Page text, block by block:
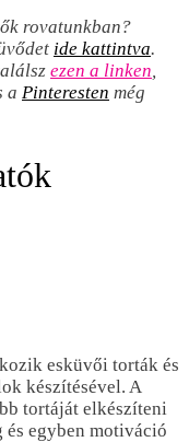
rovatunkban?
ide kattintva.
ezen a linken,
a Pinteresten még
esküvői torták és
készítésével. A
tortáját elkészíteni
és egyben motiváció